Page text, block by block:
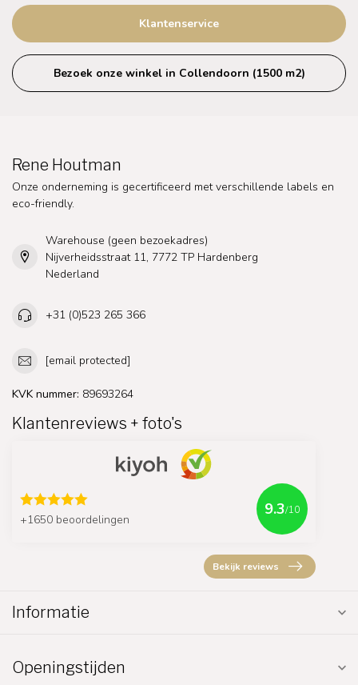
Klantenservice
Bezoek onze winkel in Collendoorn (1500 m2)
Rene Houtman
Onze onderneming is gecertificeerd met verschillende labels en
eco-friendly.
Warehouse (geen bezoekadres)
Nijverheidsstraat 11, 7772 TP Hardenberg
Nederland
+31 (0)523 265 366
[email protected]
KVK nummer: 89693264
Klantenreviews + foto's
+1650 beoordelingen
9.3/10
Bekijk reviews
Informatie
Openingstijden